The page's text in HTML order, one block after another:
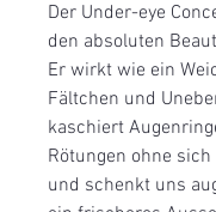
Der Under-eye
den absoluten
Er wirkt wie ein
Fältchen und
kaschiert
Rötungen ohne
und schenkt uns